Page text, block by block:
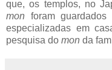
que, os templos, no
mon foram
especializadas em
pesquisa do mon da